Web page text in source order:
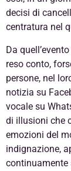
decisi di
centratura nel
Da
reso conto,
persone, nel
notizia su
vocale su
di illusioni che
emozioni del
indignazione,
continuamente